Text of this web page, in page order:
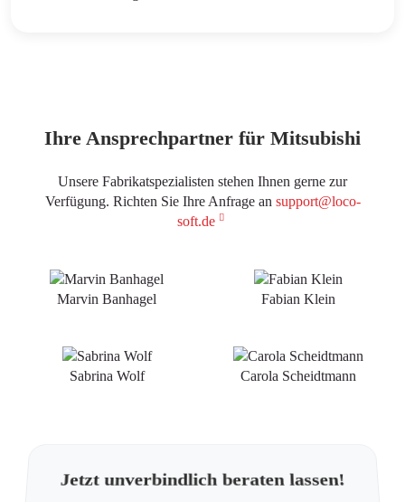
Ihre Ansprechpartner für Mitsubishi
Unsere Fabrikatspezialisten stehen Ihnen gerne zur
Verfügung. Richten Sie Ihre Anfrage an support@loco-
soft.de
Marvin Banhagel Fabian Klein
Sabrina Wolf Carola Scheidtmann
Jetzt unverbindlich beraten lassen!